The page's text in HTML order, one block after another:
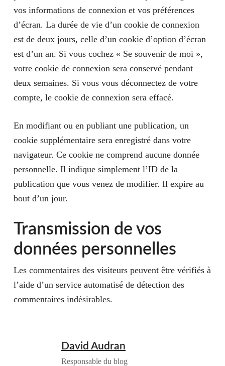
vos informations de connexion et vos préférences
d’écran. La durée de vie d’un cookie de connexion
est de deux jours, celle d’un cookie d’option d’écran
est d’un an. Si vous cochez « Se souvenir de moi »,
votre cookie de connexion sera conservé pendant
deux semaines. Si vous vous déconnectez de votre
compte, le cookie de connexion sera effacé.
En modifiant ou en publiant une publication, un
cookie supplémentaire sera enregistré dans votre
navigateur. Ce cookie ne comprend aucune donnée
personnelle. Il indique simplement l’ID de la
publication que vous venez de modifier. Il expire au
bout d’un jour.
Transmission de vos
données personnelles
Les commentaires des visiteurs peuvent être vérifiés à
l’aide d’un service automatisé de détection des
commentaires indésirables.
David Audran
Responsable du blog